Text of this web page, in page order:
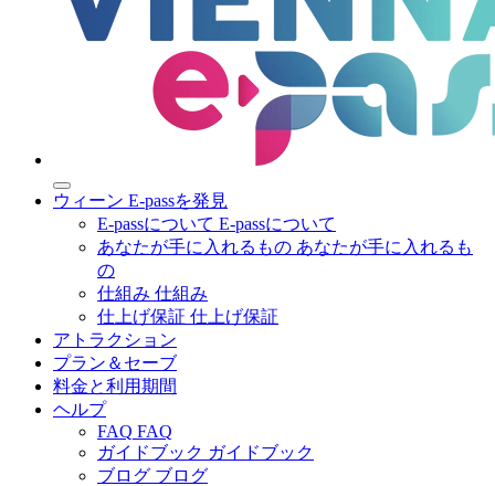
ウィーン E-passを発見
E-passについて E-passについて
あなたが手に入れるもの あなたが手に入れるも
の
仕組み 仕組み
仕上げ保証 仕上げ保証
アトラクション
プラン＆セーブ
料金と利用期間
ヘルプ
FAQ FAQ
ガイドブック ガイドブック
ブログ ブログ